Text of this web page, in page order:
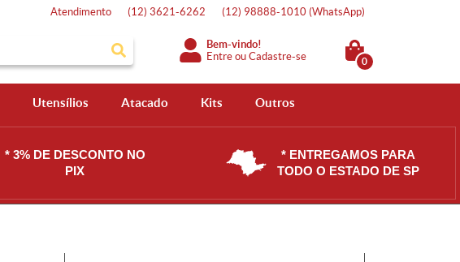
Atendimento (12) 3621-6262 (12) 98888-1010 (WhatsApp)
Bem-vindo!
Entre ouCadastre-se 0
Utensílios Atacado Kits Outros
* 3% DE DESCONTO NO
PIX
* ENTREGAMOS PARA
TODO O ESTADO DE SP